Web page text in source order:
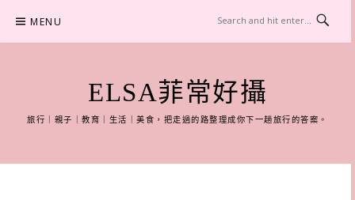
content
MENU
ELSA菲常好攝
旅行｜親子｜教育｜生活｜美食，把走過的路整理成你下一趟旅行的答案。